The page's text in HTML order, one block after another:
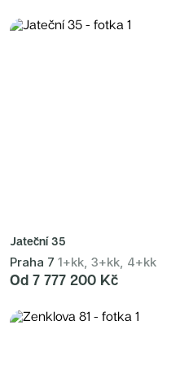
Jateční 35
Praha 7 1+kk, 3+kk, 4+kk
Od 7 777 200 Kč